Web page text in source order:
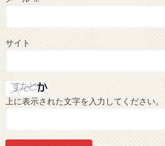
サイト
上に表示された文字を入力してください。